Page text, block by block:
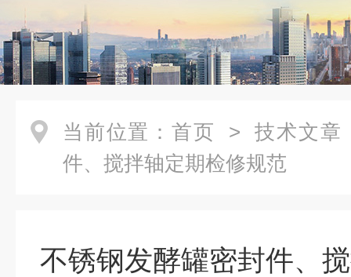
当前位置： 首页 > 技术文章
件、搅拌轴定期检修规范
不锈钢发酵罐密封件、